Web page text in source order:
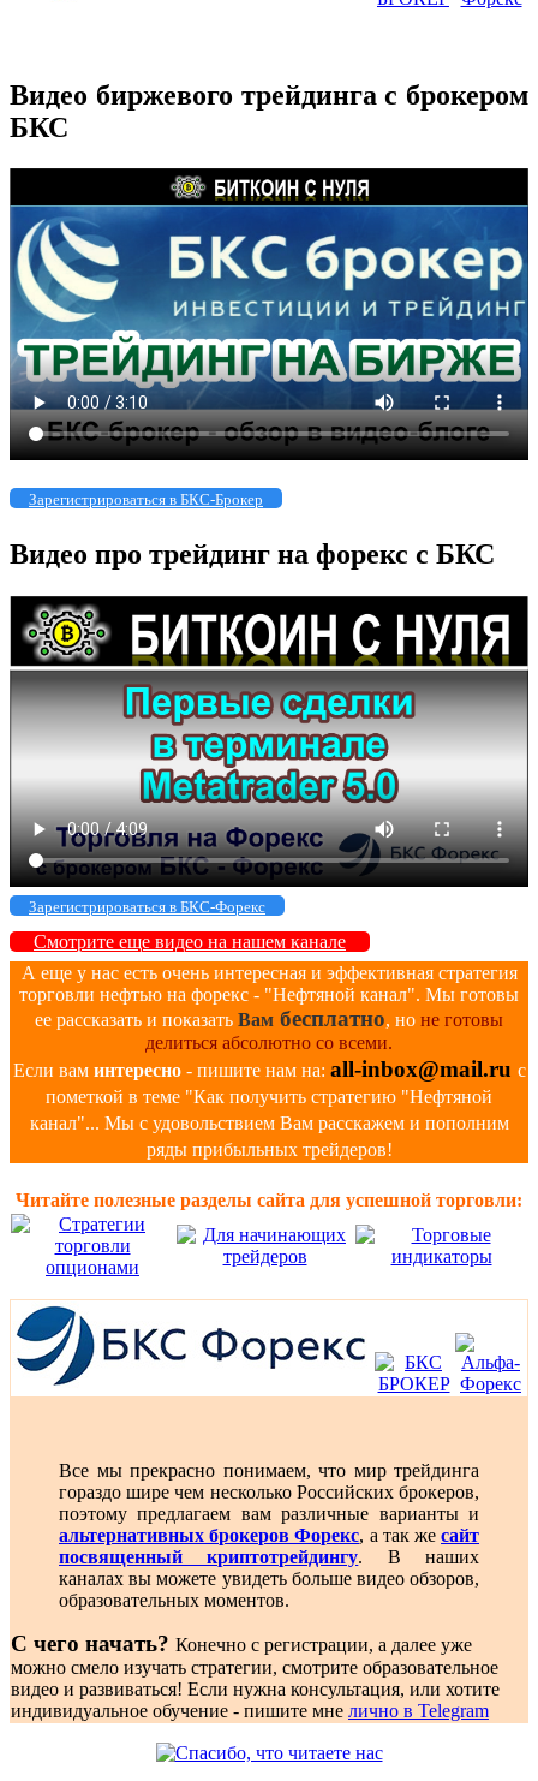
Видео биржевого трейдинга с брокером
БКС
Зарегистрироваться в БКС-Брокер
Видео про трейдинг на форекс с БКС
Зарегистрироваться в БКС-Форекс
Смотрите еще видео на нашем канале
А еще у нас есть очень интересная и эффективная стратегия
торговли нефтью на форекс - "Нефтяной канал". Мы готовы
ее рассказать и показать Вам бесплатно, но не готовы
делиться абсолютно со всеми.
Если вам интересно- пишите нам на: all-inbox@mail.ru с
пометкой в теме "Как получить стратегию "Нефтяной
канал"... Мы с удовольствием Вам расскажем и пополним
ряды прибыльных трейдеров!
Читайте полезные разделы сайта для успешной торговли:
Все мы прекрасно понимаем, что мир трейдинга
гораздо шире чем несколько Российских брокеров,
поэтому предлагаем вам различные варианты и
альтернативных брокеров Форекс, а так жесайт
посвященный криптотрейдингу. В наших
каналах вы можете увидеть больше видео обзоров,
образовательных моментов.
С чего начать? Конечно с регистрации, а далее уже
можно смело изучать стратегии, смотрите образовательное
видео и развиваться! Если нужна консультация, или хотите
индивидуальное обучение - пишите мне лично в Telegram